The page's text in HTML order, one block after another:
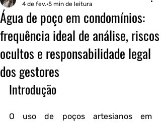
Água de poço em condomínios:
frequência ideal de análise, riscos
ocultos e responsabilidade legal
dos gestores
4 de fev. 5 min de leitura
Introdução
O uso de poços artesianos em